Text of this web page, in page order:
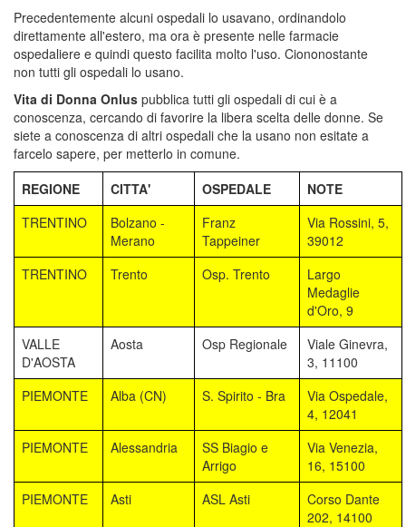
Precedentemente alcuni ospedali lo usavano, ordinandolo
direttamente all'estero, ma ora è presente nelle farmacie
ospedaliere e quindi questo facilita molto l'uso. Ciononostante
non tutti gli ospedali lo usano.
Vita di Donna Onlus pubblica tutti gli ospedali di cui è a
conoscenza, cercando di favorire la libera scelta delle donne. Se
siete a conoscenza di altri ospedali che la usano non esitate a
farcelo sapere, per metterlo in comune.
REGIONE
CITTA' OSPEDALE
NOTE
TRENTINO
Bolzano -
Merano
Franz
Tappeiner
Via Rossini, 5,
39012
TRENTINO
Trento Osp. Trento
Largo
Medaglie
d'Oro, 9
VALLE
D'AOSTA
Aosta Osp Regionale
Viale Ginevra,
3, 11100
PIEMONTE
Alba (CN) S. Spirito - Bra
Via Ospedale,
4, 12041
PIEMONTE
Alessandria
SS Biagio e
Arrigo
Via Venezia,
16, 15100
PIEMONTE
Asti ASL Asti
Corso Dante
202, 14100